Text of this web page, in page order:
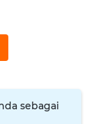
sebagai